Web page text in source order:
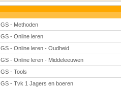
GS - Methoden
GS - Online leren
GS - Online leren - Oudheid
GS - Online leren - Middeleeuwen
GS - Tools
GS - Tvk 1 Jagers en boeren